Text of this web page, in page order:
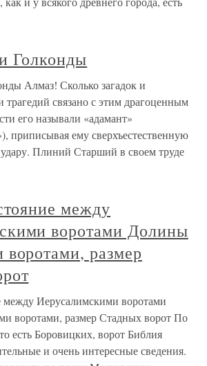
Голконды
Алмаз! Сколько загадок и
трагедий связано с этим драгоценным
его называли «адамант»
приписывая ему сверхъестественную
Плиний Старший в своем труде
между
воротами Долины
размер
между Иерусалимскими воротами
воротами, размер Стадных ворот По
есть Боровицких, ворот Библия
и очень интересные сведения.